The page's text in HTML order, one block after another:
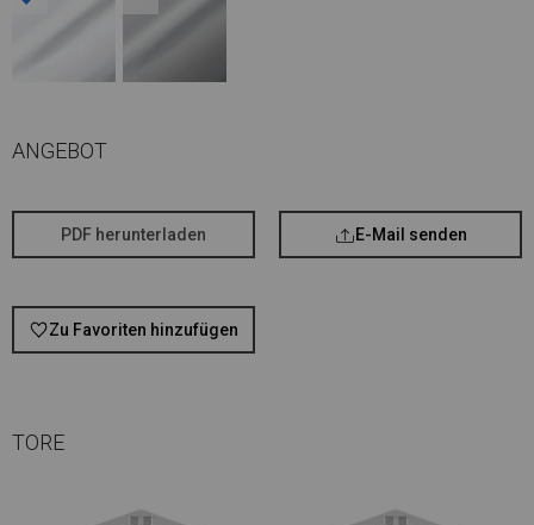
ANGEBOT
PDF herunterladen E-Mail senden
Zu Favoriten hinzufügen
TORE